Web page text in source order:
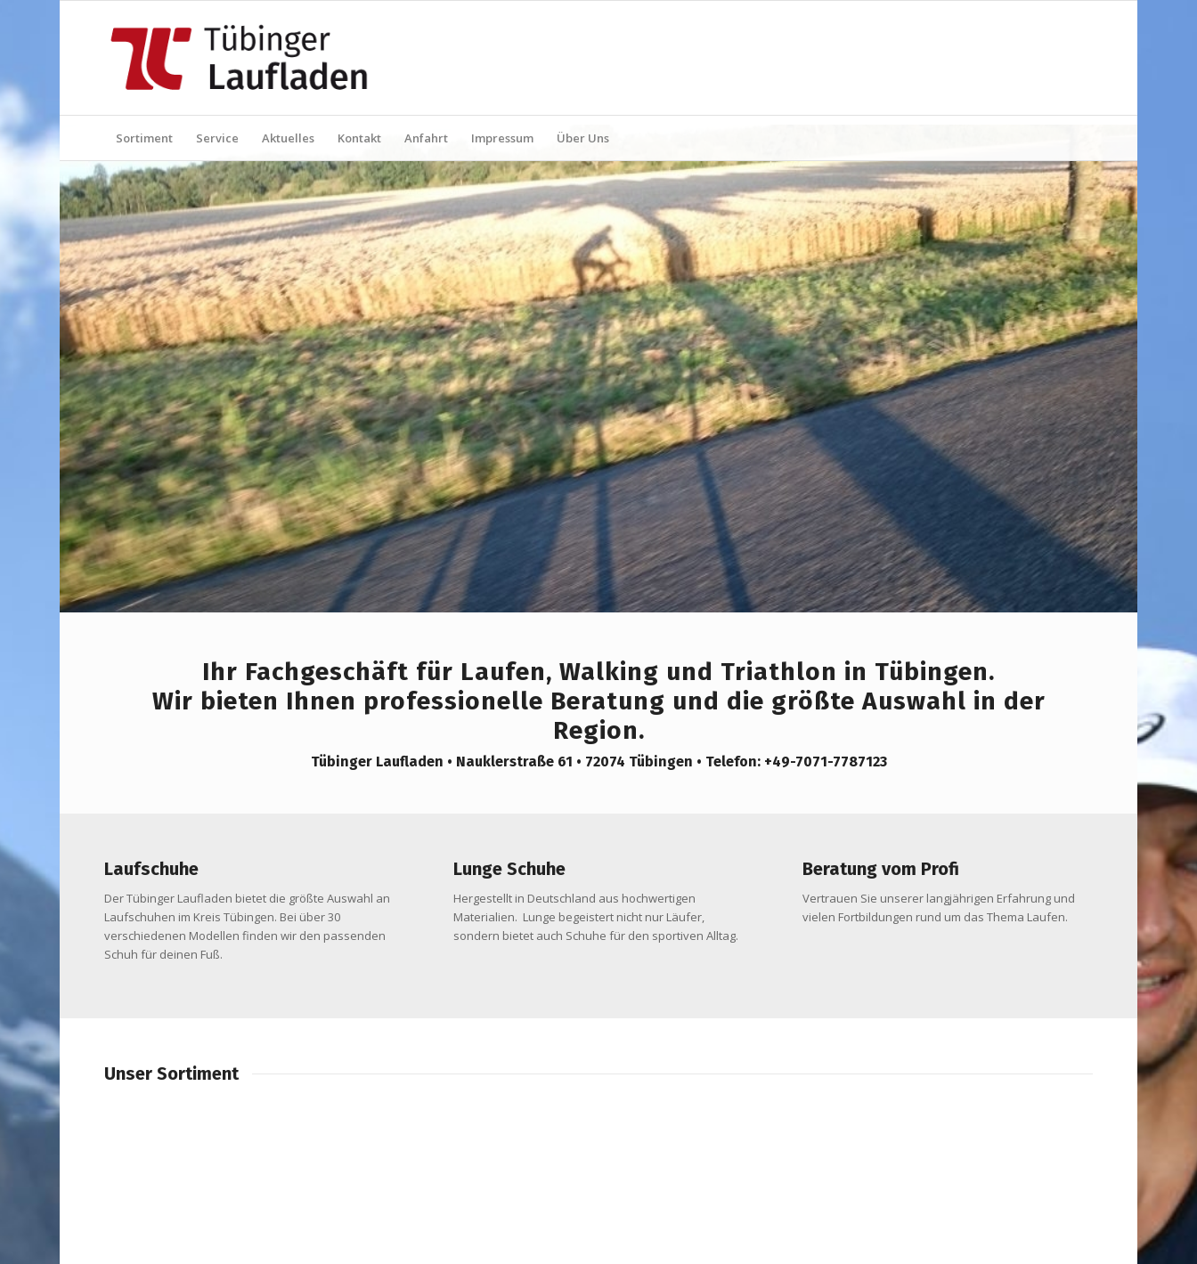
Sortiment Service Aktuelles Kontakt Anfahrt Impressum Über Uns
Ihr Fachgeschäft für Laufen, Walking und Triathlon in Tübingen.
Wir bieten Ihnen professionelle Beratung und die größte Auswahl in der
Region.
Tübinger Laufladen • Nauklerstraße 61 • 72074 Tübingen • Telefon: +49-7071-7787123
Laufschuhe
Der Tübinger Laufladen bietet die größte Auswahl an
Laufschuhen im Kreis Tübingen. Bei über 30
verschiedenen Modellen finden wir den passenden
Schuh für deinen Fuß.
Lunge Schuhe
Hergestellt in Deutschland aus hochwertigen
Materialien. Lunge begeistert nicht nur Läufer,
sondern bietet auch Schuhe für den sportiven Alltag.
Beratung vom Profi
Vertrauen Sie unserer langjährigen Erfahrung und
vielen Fortbildungen rund um das Thema Laufen.
Unser Sortiment